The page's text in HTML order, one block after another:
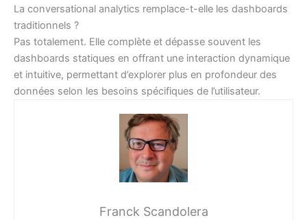
La conversational analytics remplace-t-elle les dashboards
traditionnels ?
Pas totalement. Elle complète et dépasse souvent les
dashboards statiques en offrant une interaction dynamique
et intuitive, permettant d’explorer plus en profondeur des
données selon les besoins spécifiques de l’utilisateur.
Franck Scandolera